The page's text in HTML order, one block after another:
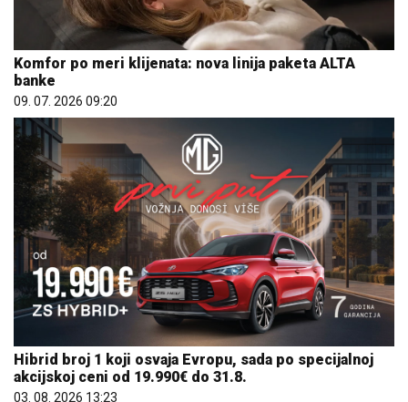
Komfor po meri klijenata: nova linija paketa ALTA
banke
09. 07. 2026 09:20
Hibrid broj 1 koji osvaja Evropu, sada po specijalnoj
akcijskoj ceni od 19.990€ do 31.8.
03. 08. 2026 13:23